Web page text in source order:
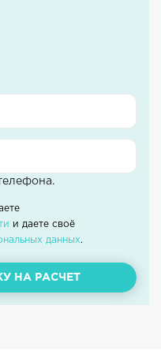
и даете своё
данных.
ОТПРАВИТЬ ЗАЯВКУ НА РАСЧЕТ